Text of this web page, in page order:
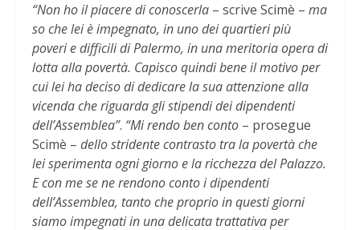
“Non ho il piacere di conoscerla – scrive Scimè – ma
so che lei è impegnato, in uno dei quartieri più
poveri e difficili di Palermo, in una meritoria opera di
lotta alla povertà. Capisco quindi bene il motivo per
cui lei ha deciso di dedicare la sua attenzione alla
vicenda che riguarda gli stipendi dei dipendenti
dell’Assemblea”. “Mi rendo ben conto – prosegue
Scimè – dello stridente contrasto tra la povertà che
lei sperimenta ogni giorno e la ricchezza del Palazzo.
E con me se ne rendono conto i dipendenti
dell’Assemblea, tanto che proprio in questi giorni
siamo impegnati in una delicata trattativa per